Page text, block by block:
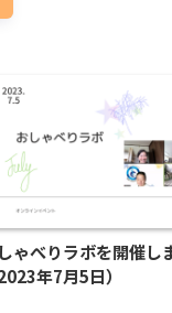
ゃべりラボを開催し
2023年7月5日）